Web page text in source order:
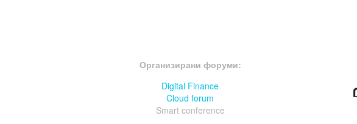
Организирани форуми:
Digital Finance
Cloud forum
Smart conference